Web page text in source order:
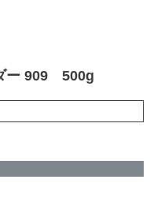
ー 909 500g